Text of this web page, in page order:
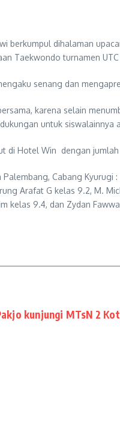
berkumpul dihalaman
Taekwondo turnamen
senang dan
karena selain
untuk
di Hotel Win dengan
Cabang Kyurugi
Arafat G kelas 9.2, M.
kelas 9.4, dan Zydan
kunjungi MTsN 2